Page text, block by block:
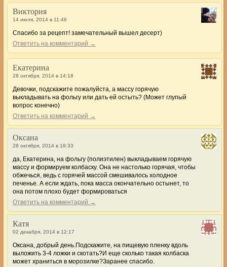
Виктория
14 июля, 2014 в 11:46
Спасибо за рецепт! замечательный вышел десерт)
Ответить на комментарий →
Екатерина
28 октября, 2014 в 14:18
Девочки, подскажите пожалуйста, а массу горячую
выкладывать на фольгу или дать ей остыть? (Может глупый
вопрос конечно)
Ответить на комментарий →
Оксана
28 октября, 2014 в 19:33
да, Екатерина, на фольгу (полиэтилен) выкладываем горячую
массу и формируем колбаску. Она не настолько горячая, чтобы
обжечься, ведь с горячей массой смешивалось холодное
печенье. А если ждать, пока масса окончательно остынет, то
она потом плохо будет формироваться
Ответить на комментарий →
Катя
02 декабря, 2014 в 12:17
Оксана, добрый день.Подскажите, на пищевую пленку вдоль
выложить 3-4 ложки и скотать?И еще сколько такая колбаска
может храниться в морозилке?Заранее спасибо.